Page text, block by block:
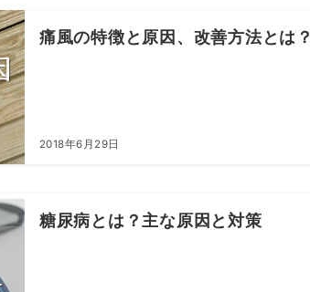
痛風の特徴と原因、改善方法とは？
2018年6月29日
糖尿病とは？主な原因と対策